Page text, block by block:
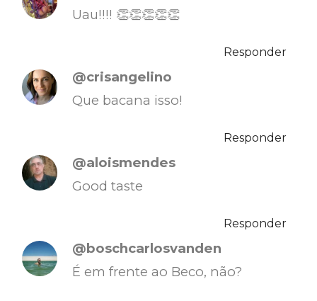
Uau!!!! 👏👏👏👏👏
Responder
@crisangelino
Que bacana isso!
Responder
@aloismendes
Good taste
Responder
@boschcarlosvanden
É em frente ao Beco, não?